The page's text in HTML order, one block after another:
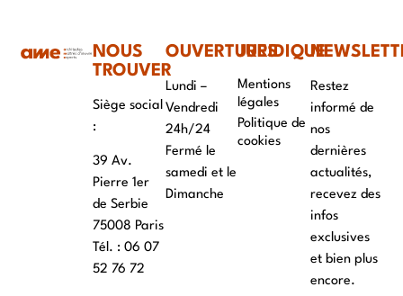
NOUS
TROUVER
Siège social
:
39 Av.
Pierre 1er
de Serbie
75008 Paris
Tél. : ‭06 07
52 76 72
OUVERTURES
Lundi –
Vendredi
24h/24
Fermé le
samedi et le
Dimanche
JURIDIQUE
Mentions
légales
Politique de
cookies
Restez
informé de
nos
dernières
actualités,
recevez des
infos
exclusives
et bien plus
encore.